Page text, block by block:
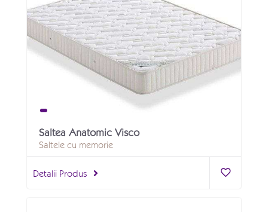
Saltea Anatomic Visco
Saltele cu memorie
Detalii Produs